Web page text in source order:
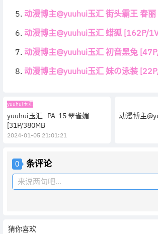
动漫博主@yuuhui玉汇 街头霸王 春
动漫博主@yuuhui玉汇 蜡狐 [162P/
动漫博主@yuuhui玉汇 初音黑兔
动漫博主@yuuhui玉汇 妹の泳装
yuuhui玉汇
yuuhui玉汇- PA-15 翠雀媚
[31P/380MB
2024-01-05 21:01:21
动漫博主
0 条评论
来说两句吧...
猜你喜欢